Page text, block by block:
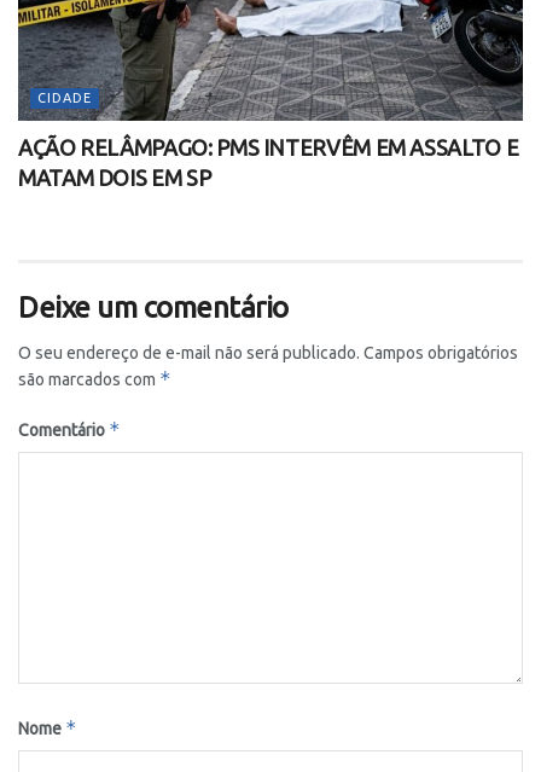
CIDADE
AÇÃO RELÂMPAGO: PMS INTERVÊM EM ASSALTO E
MATAM DOIS EM SP
Deixe um comentário
O seu endereço de e-mail não será publicado. Campos obrigatórios
são marcados com *
Comentário *
Nome *